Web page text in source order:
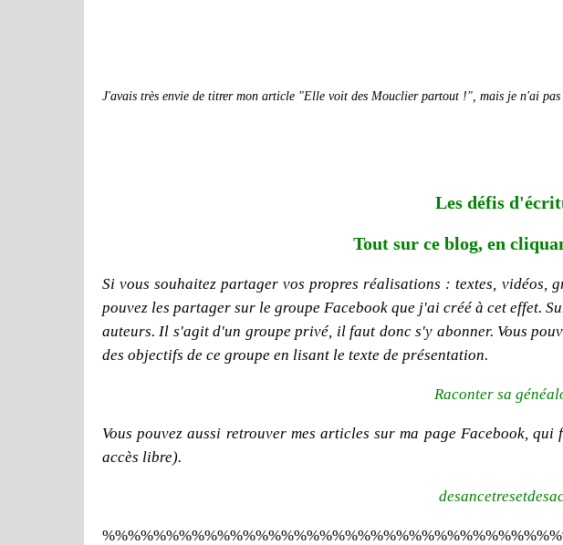
J'avais très envie de titrer mon article "Elle voit des Mouclier partout !", mais je n'ai pas
Les défis
Tout sur ce blog, en
Si vous souhaitez partager vos propres réalisations : textes, vidéos,
pouvez les partager sur le groupe Facebook que j'ai créé à cet effet.
auteurs. Il s'agit d'un groupe privé, il faut donc s'y abonner. Vous
des objectifs de ce groupe en lisant le texte de présentation.
Raconter sa
Vous pouvez aussi retrouver mes articles sur ma page Facebook,
accès libre).